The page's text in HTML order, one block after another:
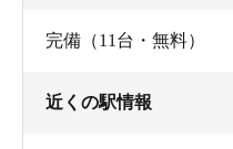
完備（11台・無料）
近くの駅情報